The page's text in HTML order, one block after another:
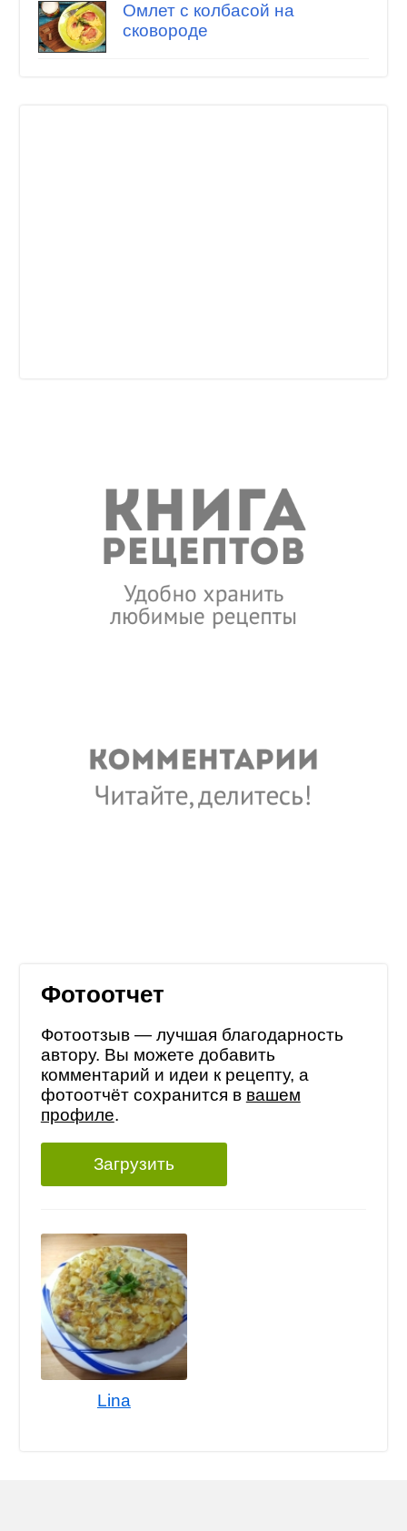
Омлет с колбасой на
сковороде
Фотоотчет
Фотоотзыв — лучшая благодарность
автору. Вы можете добавить
комментарий и идеи к рецепту, а
фотоотчёт сохранится в вашем
профиле.
Загрузить
Lina